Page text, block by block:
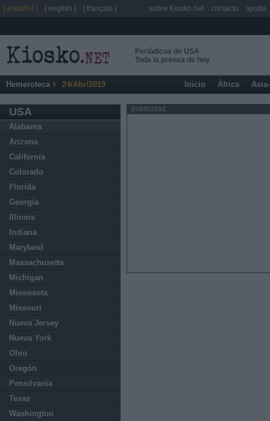
Periódicos de USA
Toda la prensa de hoy
Hemeroteca 24/Abr/2019 Inicio África
USA
Alabama
Arizona
California
Colorado
Florida
Georgia
Illinois
Indiana
Maryland
Massachusetts
Michigan
Minnesota
Missouri
Nueva Jersey
Nueva York
Ohio
Oregón
Pensilvania
Texas
Washington
publicidad
[ español ] [ english ] [ français ] sobre Kiosko.net contacto ayuda